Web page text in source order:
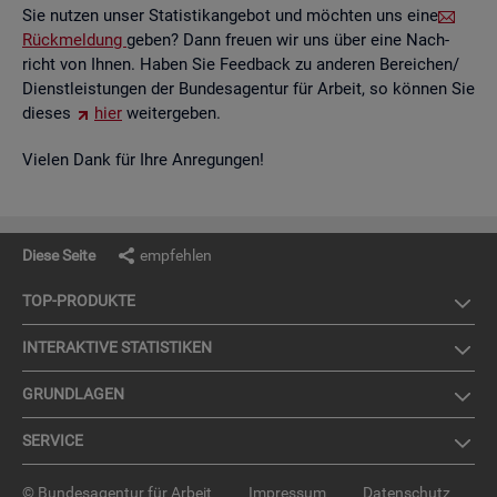
Sie nut­zen unser Sta­tis­tik­an­ge­bot und möch­ten uns eine
Rück­mel­dung geben? Dann freu­en wir uns über eine Nach­
richt von Ihnen. Haben Sie Feed­back zu an­de­ren Be­rei­chen/
Dienst­leis­tun­gen der Bun­des­agen­tur für Ar­beit, so kön­nen Sie
die­ses
hier wei­ter­ge­ben.
Vie­len Dank für Ihre An­re­gun­gen!
Diese Seite empfehlen
TOP-PRO­DUK­TE
IN­TER­AK­TI­VE STA­TIS­TI­KEN
GRUND­LA­GEN
SER­VICE
© Bundesagentur für Arbeit Impressum Datenschutz